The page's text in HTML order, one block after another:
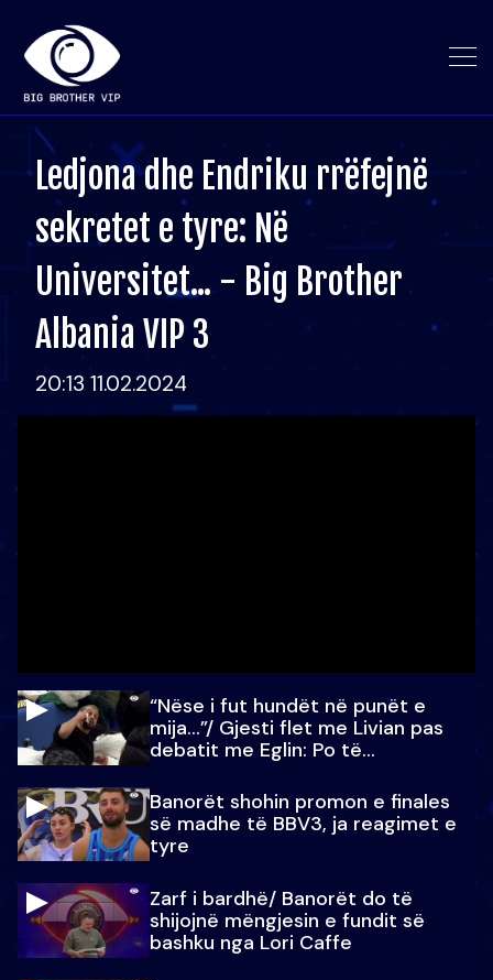
Ledjona dhe Endriku rrëfejnë
sekretet e tyre: Në
Universitet... - Big Brother
Albania VIP 3
20:13 11.02.2024
“Nëse i fut hundët në punët e
mija…”/ Gjesti flet me Livian pas
debatit me Eglin: Po të
Banorët shohin promon e finales
së madhe të BBV3, ja reagimet e
tyre
Zarf i bardhë/ Banorët do të
shijojnë mëngjesin e fundit së
bashku nga Lori Caffe